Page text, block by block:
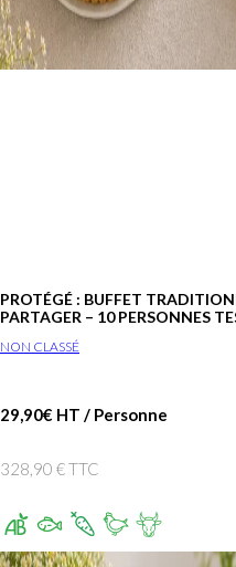
PROTÉGÉ : BUFFET
PARTAGER – 10 PERSONNES
NON CLASSÉ
29,90€ HT / Personne
328,90 € TTC